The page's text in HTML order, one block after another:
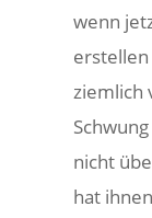
wenn
erstellen
ziemlich
nicht
hat